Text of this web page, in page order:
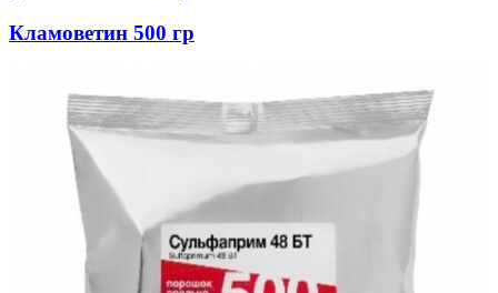
Кламоветин 500 гр